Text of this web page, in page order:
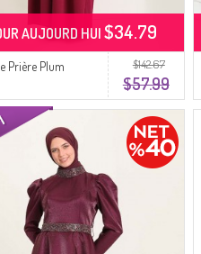
$142.67
$57.99
Prière Plum
AUJOURD HUI $34.79